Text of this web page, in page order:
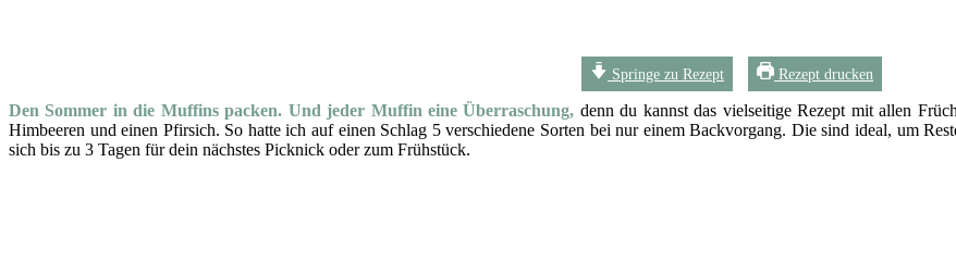
Springe zu Rezept Rezept drucken
Den Sommer in die Muffins packen. Und jeder Muffin eine Überraschung, denn du kannst das vielseitige Rezept mit allen
Himbeeren und einen Pfirsich. So hatte ich auf einen Schlag 5 verschiedene Sorten bei nur einem Backvorgang. Die sind ideal, um
sich bis zu 3 Tagen für dein nächstes Picknick oder zum Frühstück.